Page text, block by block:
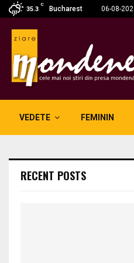
35.3
C
Bucharest 06-08-
fum: unde se potrivesc…
VEDETE FEMININ
RECENT POSTS